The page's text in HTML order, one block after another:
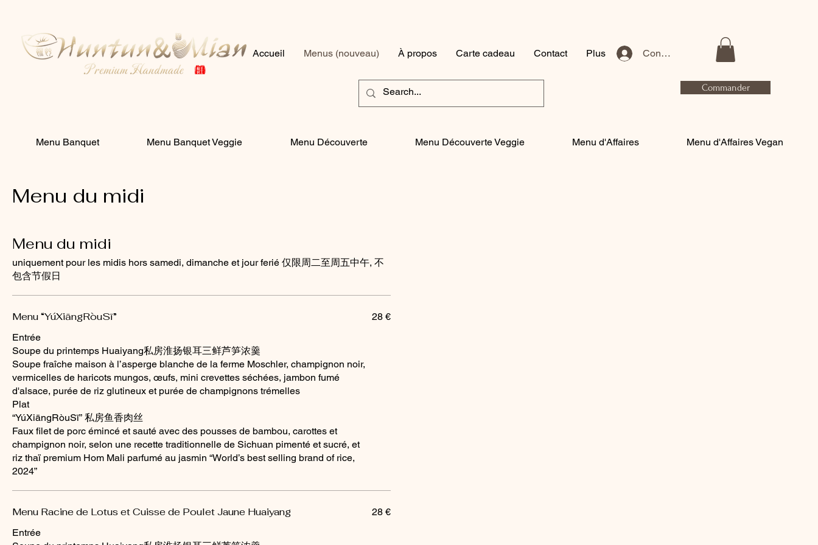
Accueil Menus (nouveau) À propos Carte cadeau Contact Plus Connexion
Commander
Menu Banquet Menu Banquet Veggie Menu Découverte Menu Découverte Veggie Menu d'Affaires Menu d'Affaires Vegan
Menu du midi
Menu du midi
uniquement pour les midis hors samedi, dimanche et jour ferié 仅限周二至周五中午, 不
Menu “YúXiāngRòuSī”
Entrée
Soupe du printemps Huaiyang私房淮扬银耳三鲜芦笋浓羹
Soupe fraîche maison à l’asperge blanche de la ferme Moschler, champignon noir,
vermicelles de haricots mungos, œufs, mini crevettes séchées, jambon fumé
d'alsace, purée de riz glutineux et purée de champignons trémelles
Plat
“YúXiāngRòuSī” 私房鱼香肉丝
Faux filet de porc émincé et sauté avec des pousses de bambou, carottes et
champignon noir, selon une recette traditionnelle de Sichuan pimenté et sucré, et
riz thaï premium Hom Mali parfumé au jasmin “World’s best selling brand of rice,
28 €
Menu Racine de Lotus et Cuisse de Poulet Jaune Huaiyang
Entrée
28 €